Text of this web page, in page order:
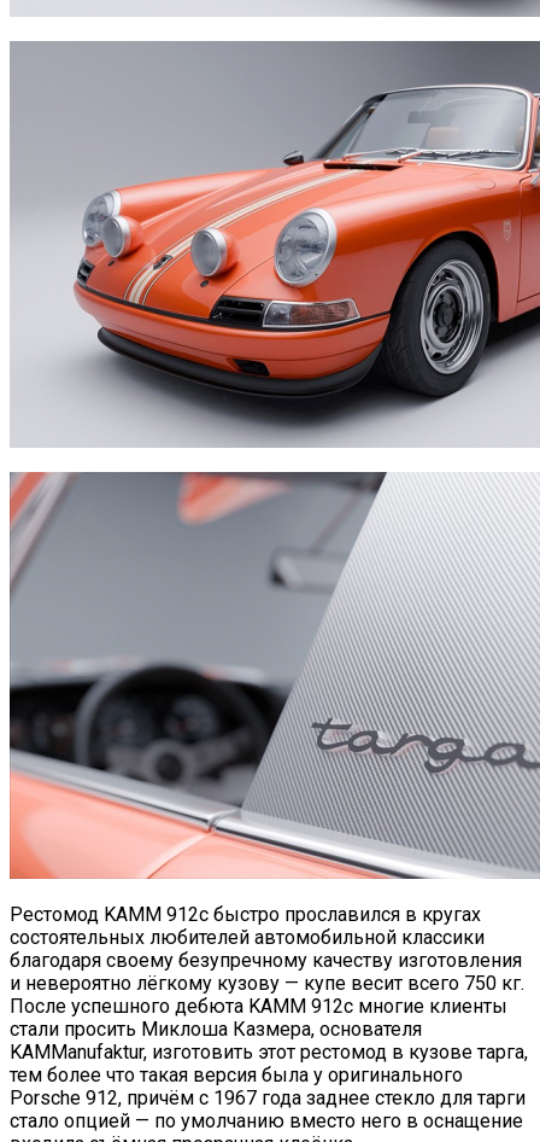
Рестомод KAMM 912c быстро прославился в кругах
состоятельных любителей автомобильной классики
благодаря своему безупречному качеству изготовления
и невероятно лёгкому кузову — купе весит всего 750 кг.
После успешного дебюта KAMM 912c многие клиенты
стали просить Миклоша Казмера, основателя
KAMManufaktur, изготовить этот рестомод в кузове тарга,
тем более что такая версия была у оригинального
Porsche 912, причём с 1967 года заднее стекло для тарги
стало опцией — по умолчанию вместо него в оснащение